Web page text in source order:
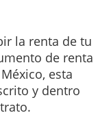
la renta de tu
de renta
esta
y dentro